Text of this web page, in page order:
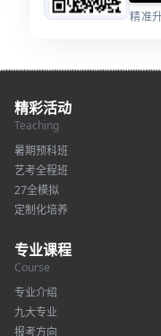
精准
精彩活动
Teaching
暑期预科班
艺考全程班
27全模拟
定制化培养
专业课程
Course
专业介绍
九大专业
报考方向